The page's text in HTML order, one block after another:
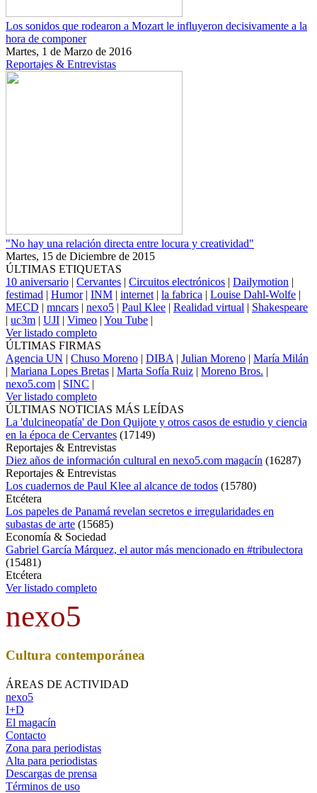
Los sonidos que rodearon a Mozart le influyeron decisivamente a la
hora de componer
Martes, 1 de Marzo de 2016
Reportajes & Entrevistas
"No hay una relación directa entre locura y creatividad"
Martes, 15 de Diciembre de 2015
ÚLTIMAS ETIQUETAS
10 aniversario | Cervantes | Circuitos electrónicos | Dailymotion |
festimad | Humor| INM | internet | la fabrica | Louise Dahl-Wolfe |
MECD | mncars | nexo5 | Paul Klee | Realidad virtual | Shakespeare
| uc3m | UJI | Vimeo | You Tube |
Ver listado completo
ÚLTIMAS FIRMAS
Agencia UN | Chuso Moreno | DIBA | Julian Moreno | María Milán
| Mariana Lopes Bretas | Marta Sofía Ruiz | Moreno Bros. |
nexo5.com | SINC |
Ver listado completo
ÚLTIMAS NOTICIAS MÁS LEÍDAS
La 'dulcineopatía' de Don Quijote y otros casos de estudio y ciencia
en la época de Cervantes (17149)
Reportajes & Entrevistas
Diez años de información cultural en nexo5.com magacín (16287)
Reportajes & Entrevistas
Los cuadernos de Paul Klee al alcance de todos (15780)
Etcétera
Los papeles de Panamá revelan secretos e irregularidades en
subastas de arte (15685)
Economía & Sociedad
Gabriel García Márquez, el autor más mencionado en #tribulectora
(15481)
Etcétera
Ver listado completo
nexo5
Cultura contemporánea
ÁREAS DE ACTIVIDAD
nexo5
I+D
El magacín
Contacto
Zona para periodistas
Alta para periodistas
Descargas de prensa
Términos de uso